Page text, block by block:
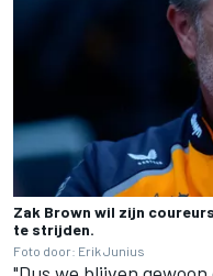
Zak Brown wil zijn
te strijden.
Foto door: Erik Junius